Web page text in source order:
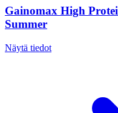
Gainomax High
Summer
Näytä tiedot